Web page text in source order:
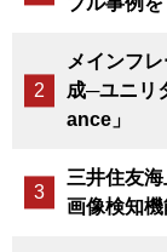
メインフ
成─ユニリ
ance」
三井住友
画像検知